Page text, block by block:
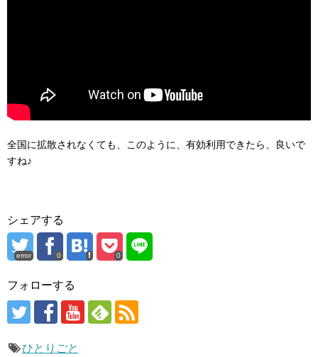
全国に拡散されなくても、このように、有効利用できたら、良いで
すね♪
シェアする
error 0 0
フォローする
ひとりごと